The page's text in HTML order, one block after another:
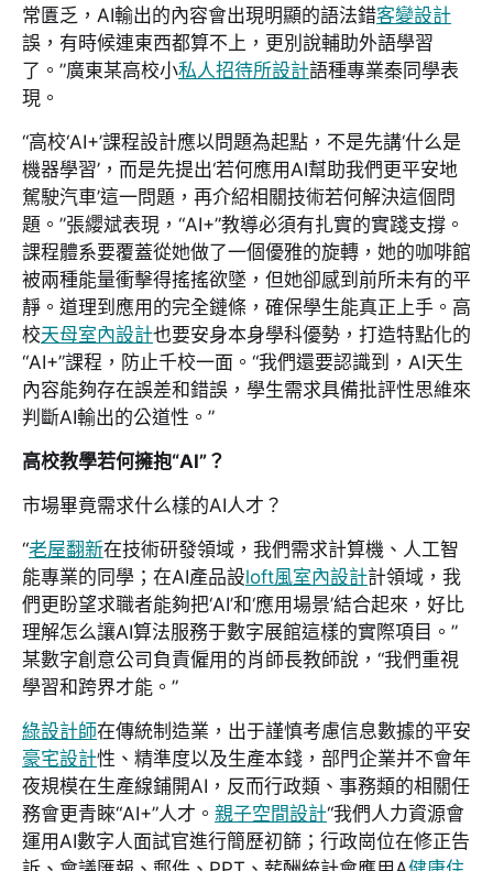
常匱乏，AI輸出的內容會出現明顯的語法錯客變設計
誤，有時候連東西都算不上，更別說輔助外語學習
了。”廣東某高校小私人招待所設計語種專業秦同學表
現。
“高校‘AI+’課程設計應以問題為起點，不是先講‘什么是
機器學習’，而是先提出‘若何應用AI幫助我們更平安地
駕駛汽車’這一問題，再介紹相關技術若何解決這個問
題。”張纓斌表現，“AI+”教導必須有扎實的實踐支撐。
課程體系要覆蓋從她做了一個優雅的旋轉，她的咖啡館
被兩種能量衝擊得搖搖欲墜，但她卻感到前所未有的平
靜。道理到應用的完全鏈條，確保學生能真正上手。高
校天母室內設計也要安身本身學科優勢，打造特點化的
“AI+”課程，防止千校一面。“我們還要認識到，AI天生
內容能夠存在誤差和錯誤，學生需求具備批評性思維來
判斷AI輸出的公道性。”
高校教學若何擁抱“AI”？
市場畢竟需求什么樣的AI人才？
“老屋翻新在技術研發領域，我們需求計算機、人工智
能專業的同學；在AI產品設loft風室內設計計領域，我
們更盼望求職者能夠把‘AI’和‘應用場景’結合起來，好比
理解怎么讓AI算法服務于數字展館這樣的實際項目。”
某數字創意公司負責僱用的肖師長教師說，“我們重視
學習和跨界才能。”
綠設計師在傳統制造業，出于謹慎考慮信息數據的平安
豪宅設計性、精準度以及生產本錢，部門企業并不會年
夜規模在生產線鋪開AI，反而行政類、事務類的相關任
務會更青睞“AI+”人才。 親子空間設計“我們人力資源會
運用AI數字人面試官進行簡歷初篩；行政崗位在修正告